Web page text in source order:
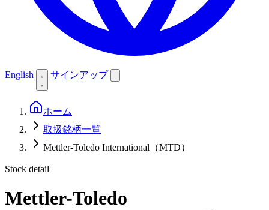
English サインアップ
ホーム
取扱銘柄一覧
Mettler-Toledo International（MTD）
Stock detail
Mettler-Toledo